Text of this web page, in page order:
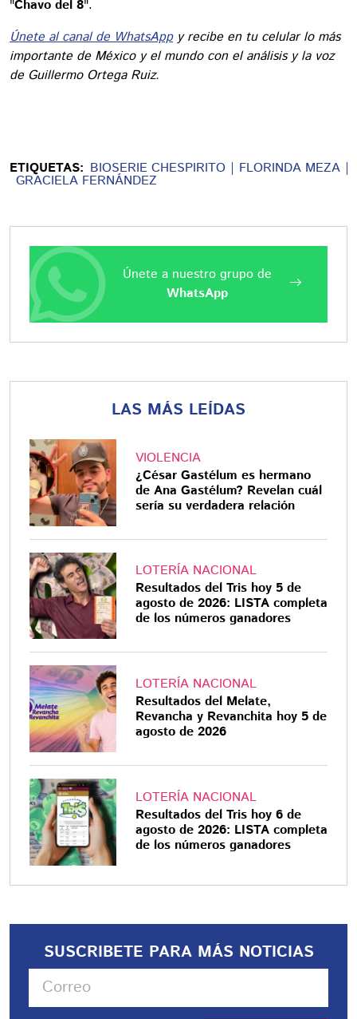
"Chavo del 8".
Únete al canal de WhatsAppy recibe en tu celular lo más
importante de México y el mundo con el análisis y la voz
de Guillermo Ortega Ruiz.
ETIQUETAS: BIOSERIE CHESPIRITO FLORINDA MEZA
GRACIELA FERNÁNDEZ
Únete a nuestro grupo de
WhatsApp
LAS MÁS LEÍDAS
VIOLENCIA
¿César Gastélum es hermano
de Ana Gastélum? Revelan cuál
sería su verdadera relación
LOTERÍA NACIONAL
Resultados del Tris hoy 5 de
agosto de 2026: LISTA completa
de los números ganadores
LOTERÍA NACIONAL
Resultados del Melate,
Revancha y Revanchita hoy 5 de
agosto de 2026
LOTERÍA NACIONAL
Resultados del Tris hoy 6 de
agosto de 2026: LISTA completa
de los números ganadores
SUSCRIBETE PARA MÁS NOTICIAS